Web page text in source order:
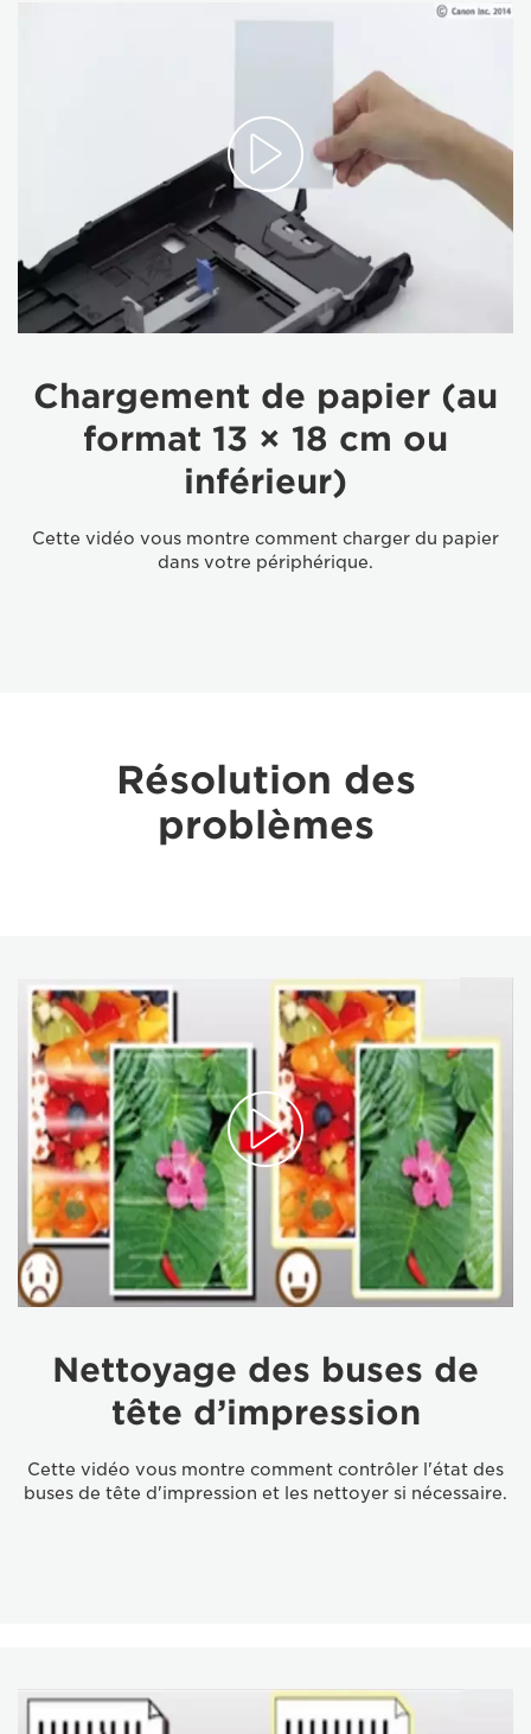
Chargement de papier (au
format 13 × 18 cm ou
inférieur)
Cette vidéo vous montre comment charger du papier
dans votre périphérique.
Résolution des
problèmes
Nettoyage des buses de
tête d’impression
Cette vidéo vous montre comment contrôler l'état des
buses de tête d'impression et les nettoyer si nécessaire.